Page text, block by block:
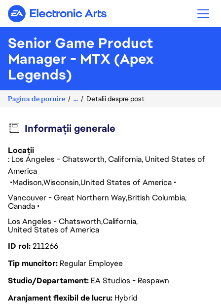
Electronic Arts
Senior Game Product
Manager - MTX (Apex
Legends)
Pagina de pornire ... Detalii despre post
Informații generale
Locații
: Los Angeles - Chatsworth, California, United States of
America
MadisonWisconsin United States of America
Vancouver - Great Northern WayBritish Columbia
Canada
Los Angeles - ChatsworthCalifornia
United States of America
ID rol211266
Tip muncitor Regular Employee
Studio/Departament EA Studios - Respawn
Aranjament flexibil de lucru Hybrid